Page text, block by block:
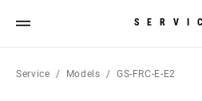
Service Models GS-FRC-E-E2